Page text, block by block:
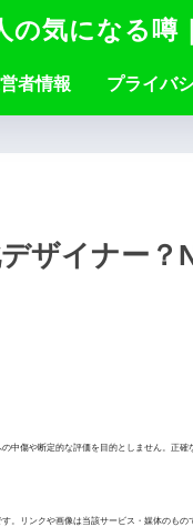
の気になる噂
者情報 プライバ
ザイナー？
傷や断定的な評価を目的としません。正確
リンクや画像は当該サービス・媒体のも